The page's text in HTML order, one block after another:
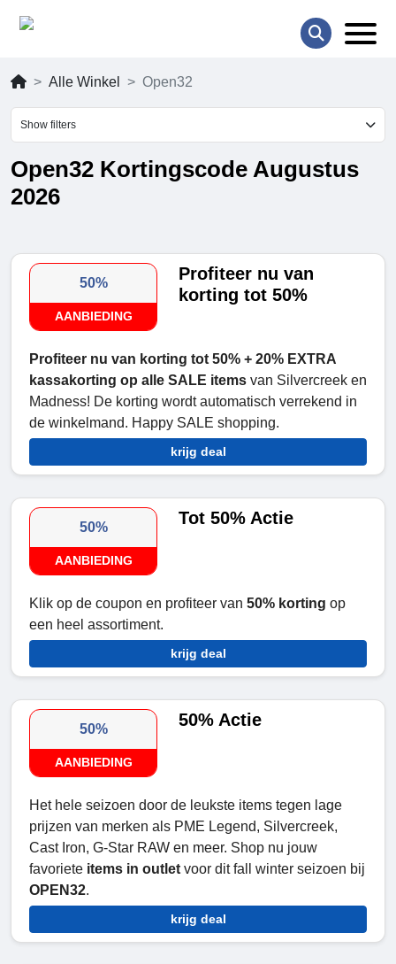
Alle Winkel Open32
Show filters
Open32 Kortingscode Augustus
2026
50%
AANBIEDING
Profiteer nu van
korting tot 50%
Profiteer nu van korting tot 50% + 20% EXTRA
kassakorting op alle SALE items van Silvercreek en
Madness! De korting wordt automatisch verrekend in
de winkelmand. Happy SALE shopping.
krijg deal
50%
AANBIEDING
Tot 50% Actie
Klik op de coupon en profiteer van 50% korting op
een heel assortiment.
krijg deal
50%
AANBIEDING
50% Actie
Het hele seizoen door de leukste items tegen lage
prijzen van merken als PME Legend, Silvercreek,
Cast Iron, G-Star RAW en meer. Shop nu jouw
favoriete items in outlet voor dit fall winter seizoen bij
OPEN32.
krijg deal